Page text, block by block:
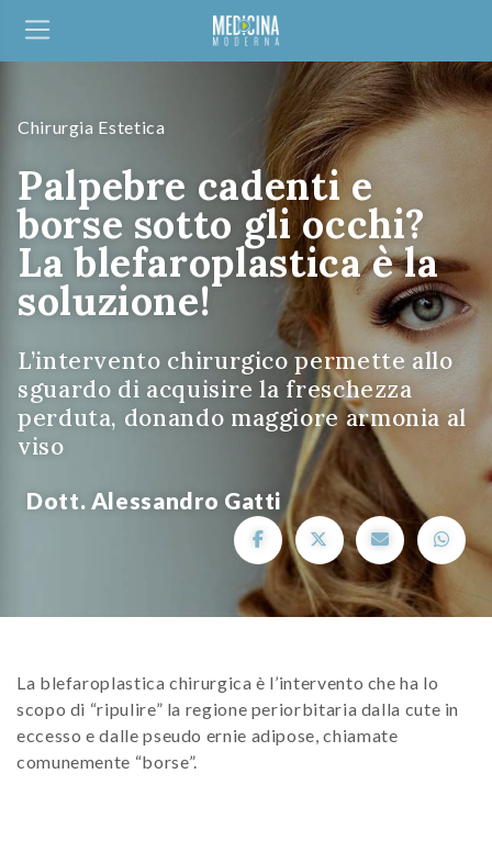
Chirurgia Estetica
Palpebre cadenti e
borse sotto gli occhi?
La blefaroplastica è la
soluzione!
L’intervento chirurgico permette allo
sguardo di acquisire la freschezza
perduta, donando maggiore armonia al
viso
Dott. Alessandro Gatti
La blefaroplastica chirurgica è l’intervento che ha lo
scopo di “ripulire” la regione periorbitaria dalla cute in
eccesso e dalle pseudo ernie adipose, chiamate
comunemente “borse”.